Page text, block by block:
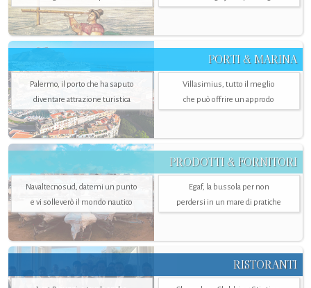
PORTI & MARINA
Palermo, il porto che ha saputo
diventare attrazione turistica
Villasimius, tutto il meglio
che può offrire un approdo
PRODOTTI & FORNITORI
Navaltecnosud, datemi un punto
e vi solleverò il mondo nautico
Egaf, la bussola per non
perdersi in un mare di pratiche
RISTORANTI